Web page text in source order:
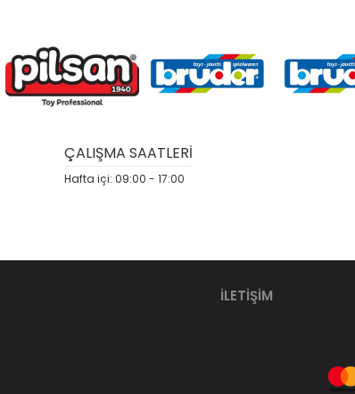
ÇALIŞMA SAATLERİ
Hafta içi: 09:00 - 17:00
İLETİŞİM